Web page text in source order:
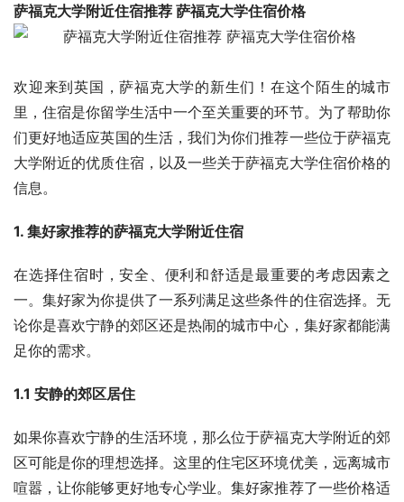
萨福克大学附近住宿推荐 萨福克大学住宿价格
欢迎来到英国，萨福克大学的新生们！在这个陌生的城市
里，住宿是你留学生活中一个至关重要的环节。为了帮助你
们更好地适应英国的生活，我们为你们推荐一些位于萨福克
大学附近的优质住宿，以及一些关于萨福克大学住宿价格的
信息。
1. 集好家推荐的萨福克大学附近住宿
在选择住宿时，安全、便利和舒适是最重要的考虑因素之
一。集好家为你提供了一系列满足这些条件的住宿选择。无
论你是喜欢宁静的郊区还是热闹的城市中心，集好家都能满
足你的需求。
1.1 安静的郊区居住
如果你喜欢宁静的生活环境，那么位于萨福克大学附近的郊
区可能是你的理想选择。这里的住宅区环境优美，远离城市
喧嚣，让你能够更好地专心学业。集好家推荐了一些价格适